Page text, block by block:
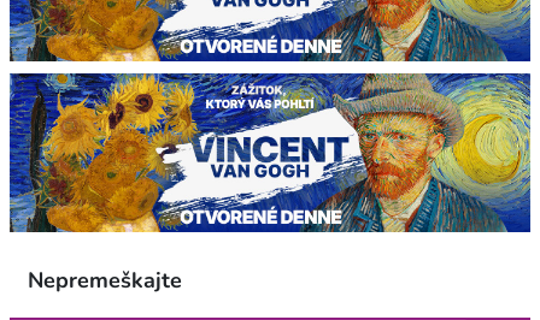
Nepremeškajte